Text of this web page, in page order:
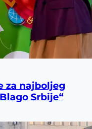
za najboljeg
Srbije“